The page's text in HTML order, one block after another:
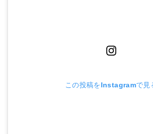
この投稿をInstagramで見